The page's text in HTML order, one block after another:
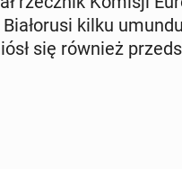
kilku
się również